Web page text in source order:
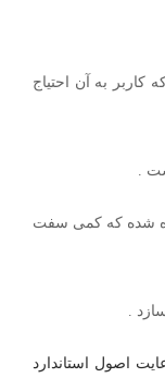
به آن احتیاج
.
شده که کمی سفت
.
اصول استاندارد